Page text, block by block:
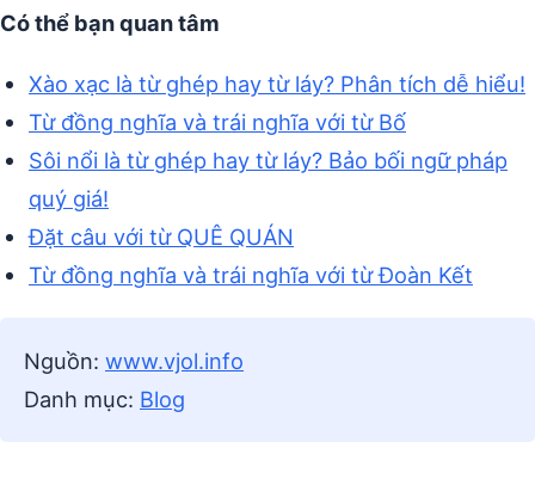
Có thể bạn quan tâm
Xào xạc là từ ghép hay từ láy? Phân tích dễ hiểu!
Từ đồng nghĩa và trái nghĩa với từ Bố
Sôi nổi là từ ghép hay từ láy? Bảo bối ngữ pháp
quý giá!
Đặt câu với từ QUÊ QUÁN
Từ đồng nghĩa và trái nghĩa với từ Đoàn Kết
Nguồn: www.vjol.info
Danh mục: Blog